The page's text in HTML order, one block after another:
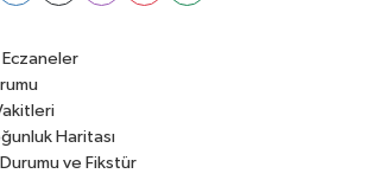
Haritası
ve Fikstür